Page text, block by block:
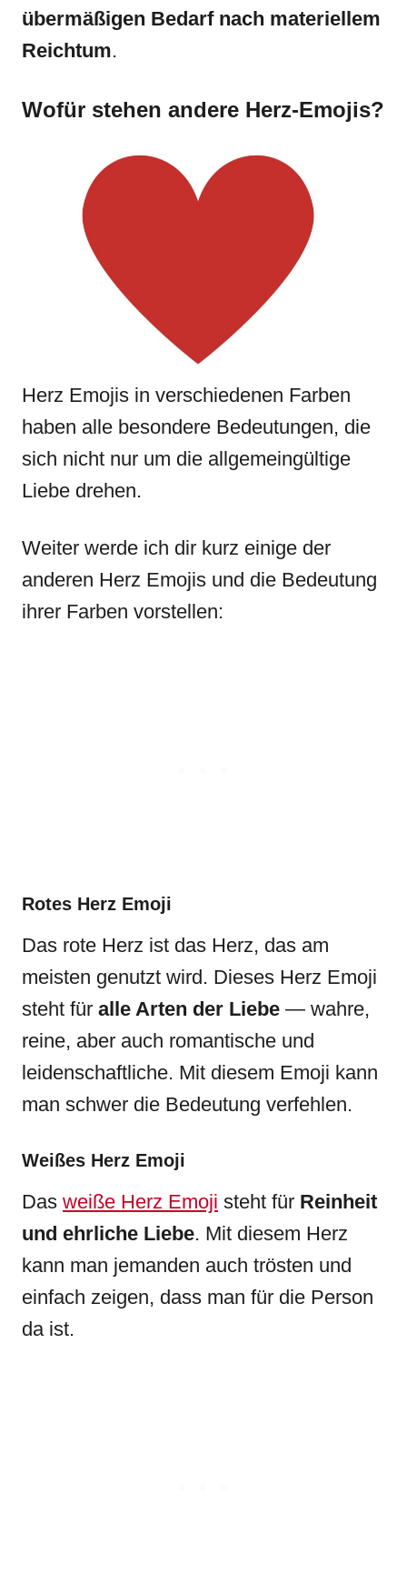
übermäßigen Bedarf nach materiellem
Reichtum.
Wofür stehen andere Herz-Emojis?
Herz Emojis in verschiedenen Farben
haben alle besondere Bedeutungen, die
sich nicht nur um die allgemeingültige
Liebe drehen.
Weiter werde ich dir kurz einige der
anderen Herz Emojis und die Bedeutung
ihrer Farben vorstellen:
Rotes Herz Emoji
Das rote Herz ist das Herz, das am
meisten genutzt wird. Dieses Herz Emoji
steht für alle Arten der Liebe — wahre,
reine, aber auch romantische und
leidenschaftliche. Mit diesem Emoji kann
man schwer die Bedeutung verfehlen.
Weißes Herz Emoji
Das weiße Herz Emoji steht für Reinheit
und ehrliche Liebe. Mit diesem Herz
kann man jemanden auch trösten und
einfach zeigen, dass man für die Person
da ist.